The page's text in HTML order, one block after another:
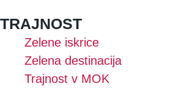
TRAJNOST
Zelene iskrice
Zelena destinacija
Trajnost v MOK